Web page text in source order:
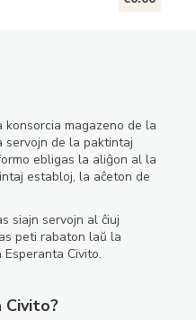
konsorcia magazeno de la
servojn de la paktintaj
ebligas la aliĝon al la
establoj, la aĉeton de
siajn servojn al ĉiuj
peti rabaton laŭ la
Esperanta Civito.
Civito?